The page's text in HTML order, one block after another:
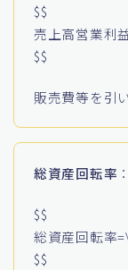
$$
売上高営業利
$$
販売費等を引
総資産回転率 ：
$$
総資産回転率
$$